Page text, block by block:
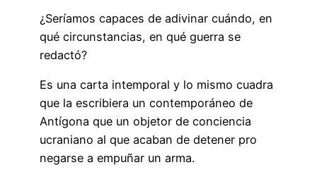
¿Seríamos capaces de adivinar cuándo, en
qué circunstancias, en qué guerra se
redactó?
Es una carta intemporal y lo mismo cuadra
que la escribiera un contemporáneo de
Antígona que un objetor de conciencia
ucraniano al que acaban de detener pro
negarse a empuñar un arma.